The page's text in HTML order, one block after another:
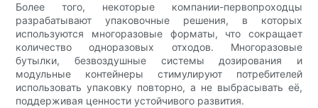
Более того, некоторые компании-первопроходцы
разрабатывают упаковочные решения, в которых
используются многоразовые форматы, что сокращает
количество одноразовых отходов. Многоразовые
бутылки, безвоздушные системы дозирования и
модульные контейнеры стимулируют потребителей
использовать упаковку повторно, а не выбрасывать её,
поддерживая ценности устойчивого развития.